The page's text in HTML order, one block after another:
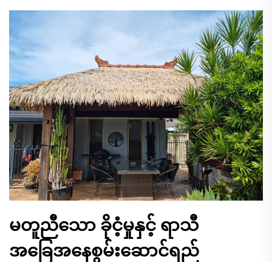
မတူညီသော ခိုငံ့မှုနှင့် ရာသီ
အခြေအနေစွမ်းဆောင်ရည်